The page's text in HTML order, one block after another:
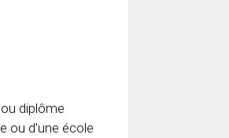
diplôme
ou d'une école